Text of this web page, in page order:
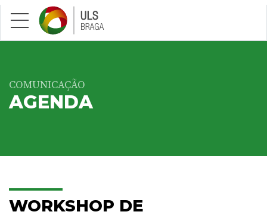
Saltar para conteúdo principal
COMUNICAÇÃO
AGENDA
WORKSHOP DE